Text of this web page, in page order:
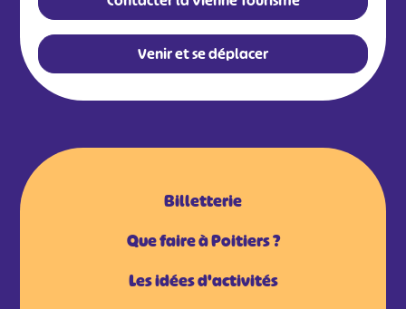
Venir et se déplacer
Billetterie
Que faire à Poitiers ?
Les idées d'activités